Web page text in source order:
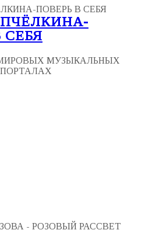
СЕБЯ
МУЗЫКАЛЬНЫХ
ПОРТАЛАХ